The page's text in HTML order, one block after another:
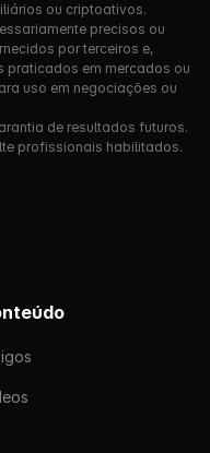
ou criptoativos.
precisos ou
por terceiros e,
praticados em mercados ou
uso em negociações ou
de resultados futuros.
profissionais habilitados.